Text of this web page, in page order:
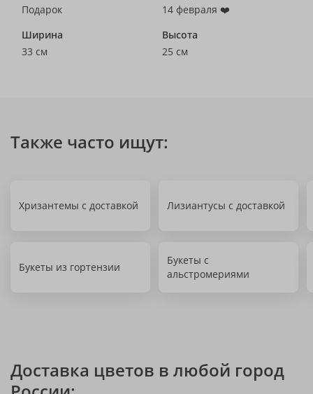
Подарок
14 февраля ❤️
Ширина
33 см
Высота
25 см
Также часто ищут:
Хризантемы с доставкой Лизиантусы с доставкой
Букеты из гортензии
Букеты с
альстромериями
Доставка цветов в любой город